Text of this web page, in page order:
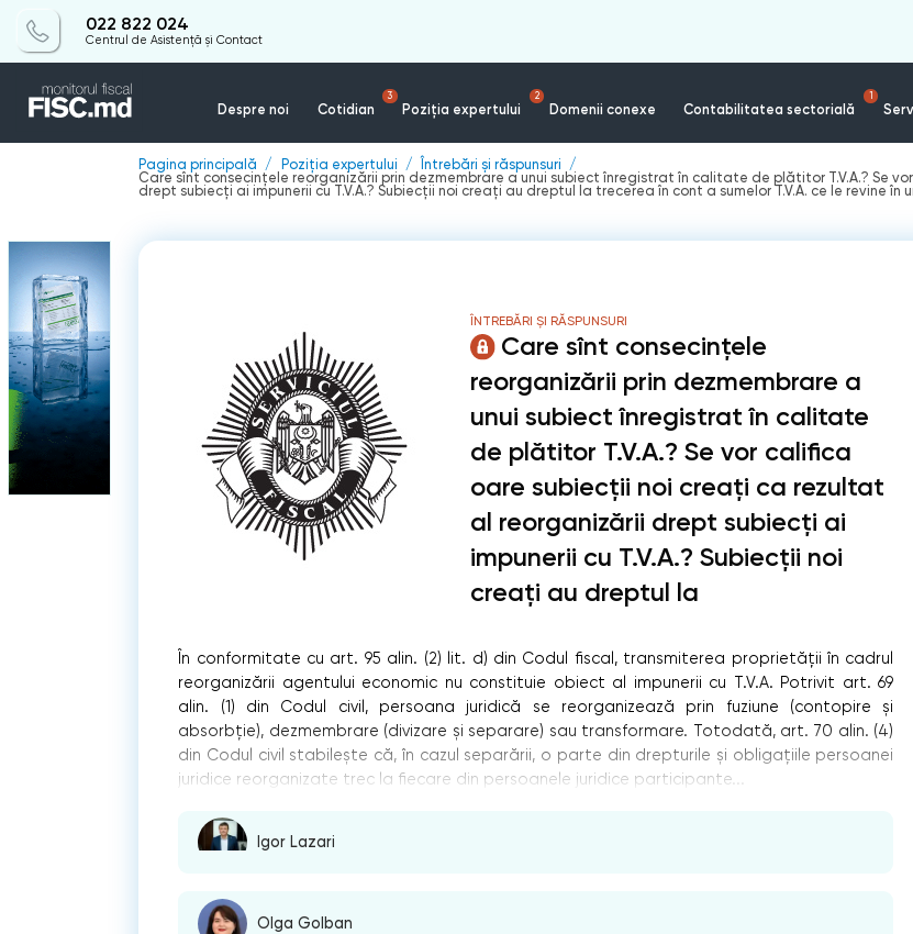
022 822 024
Centrul de Asistență și Contact
Despre noi Cotidian
3
Poziția expertului
2
Domenii conexe Contabilitatea sectorială
1
Pagina principală Poziția expertului
Întrebări și răspunsuri
Care sînt consecințele reorganizării prin dezmembrare a unui subiect înregistrat în calitate de plătitor T.V.A.? Se
drept subiecți ai impunerii cu T.V.A.? Subiecții noi creați au dreptul la trecerea în cont a sumelor T.V.A. ce le revine
ÎNTREBĂRI ȘI RĂSPUNSURI
Care sînt consecințele
reorganizării prin dezmembrare a
unui subiect înregistrat în calitate
de plătitor T.V.A.? Se vor caliﬁca
oare subiecții noi creați ca rezultat
al reorganizării drept subiecți ai
impunerii cu T.V.A.? Subiecții noi
creați au dreptul la
În conformitate cu art. 95 alin. (2) lit. d) din Codul ﬁscal, transmiterea proprietăţii în cadrul
reorganizării agentului economic nu constituie obiect al impunerii cu T.V.A. Potrivit art. 69
alin. (1) din Codul civil, persoana juridică se reorganizează prin fuziune (contopire şi
absorbţie), dezmembrare (divizare şi separare) sau transformare. Totodată, art. 70 alin. (4)
din Codul civil stabileşte că, în cazul separării, o parte din drepturile şi obligaţiile persoanei
juridice reorganizate trec la ﬁecare din persoanele juridice participante...
Igor Lazari
Olga Golban